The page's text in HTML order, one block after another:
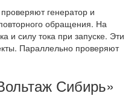
генератор и
обращения. На
и силу тока при запуске. Эти
Параллельно проверяют
Сибирь»